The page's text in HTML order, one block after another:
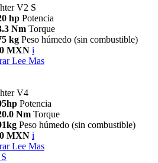
V2 S
hp Potencia
Nm Torque
kg Peso húmedo (sin combustible)
MXN i
Lee Mas
V4
Potencia
Nm Torque
Peso húmedo (sin combustible)
MXN i
Lee Mas